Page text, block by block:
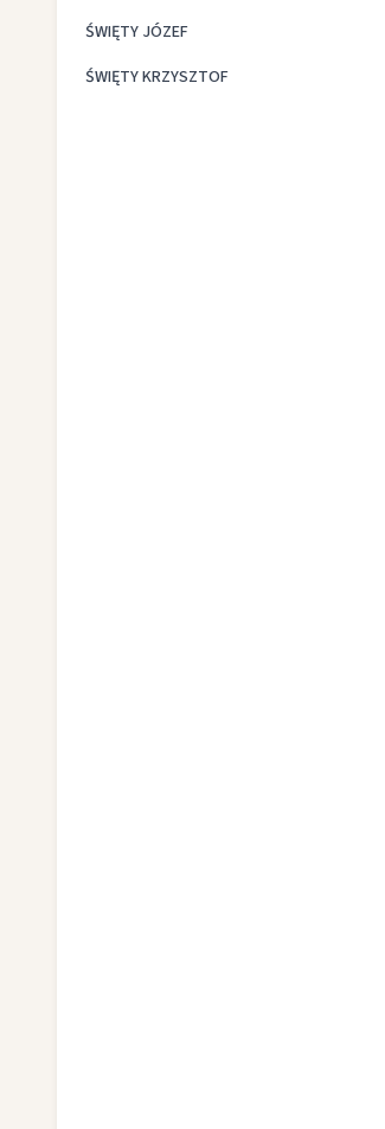
ŚWIĘTY JÓZEF
ŚWIĘTY KRZYSZTOF